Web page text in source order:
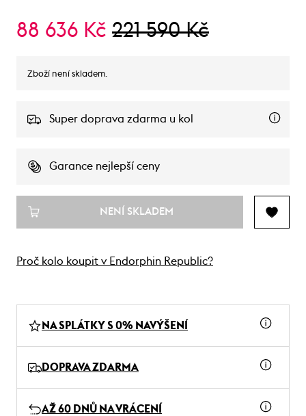
88 636 Kč 221 590 Kč
Zboží není skladem.
Super doprava zdarma u kol
Garance nejlepší ceny
NENÍ SKLADEM
Proč kolo koupit v Endorphin Republic?
NA SPLÁTKY S 0% NAVÝŠENÍ
DOPRAVA ZDARMA
AŽ 60 DNŮ NA VRÁCENÍ